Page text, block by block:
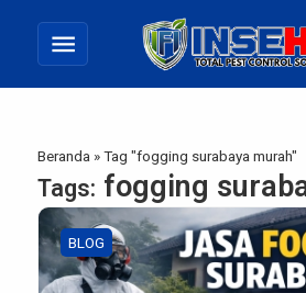
menu
Beranda »Tag "fogging surabaya murah"
Tags: fogging
BLOG